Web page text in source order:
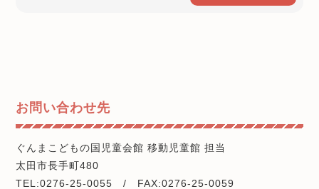
お問い合わせ先
ぐんまこどもの国児童会館 移動児童館 担当
太田市長手町480
TEL:0276-25-0055 / FAX:0276-25-0059